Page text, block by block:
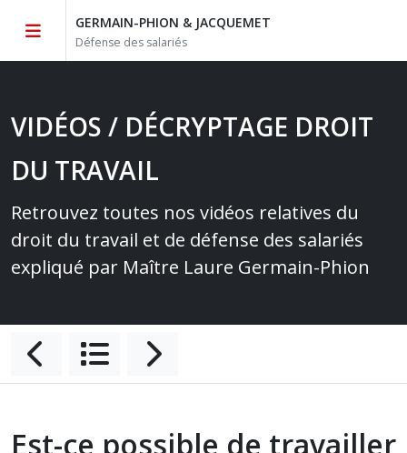
GERMAIN-PHION & JACQUEMET
Défense des salariés
VIDÉOS / DÉCRYPTAGE DROIT
DU TRAVAIL
Retrouvez toutes nos vidéos relatives du
droit du travail et de défense des salariés
expliqué par Maître Laure Germain-Phion
Est-ce possible de travailler